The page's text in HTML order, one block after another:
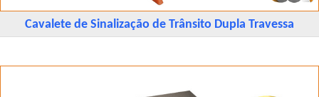
Cavalete de Sinalização de Trânsito Dupla Travessa